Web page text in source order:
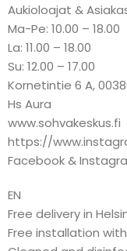
Aukioloajat &
Ma-Pe: 10.00 – 18.00
La: 11.00 – 18.00
Su: 12.00 – 17.00
Kornetintie 6 A,
Hs Aura
www.sohvakeskus.fi
https://
Facebook &
EN
Free delivery in
Free installation